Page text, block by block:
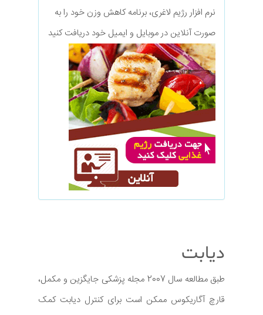
نرم افزار رژیم لاغری، برنامه کاهش وزن خود را به
صورت آنلاین در موبایل و ایمیل خود دریافت کنید
دیابت
طبق مطالعه سال 2007 مجله پزشکی جایگزین و مکمل،
قارچ آگاریکوس ممکن است برای کنترل دیابت کمک